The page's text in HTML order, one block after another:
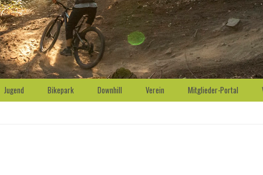
Jugend Bikepark Downhill Verein Mitglieder-Portal